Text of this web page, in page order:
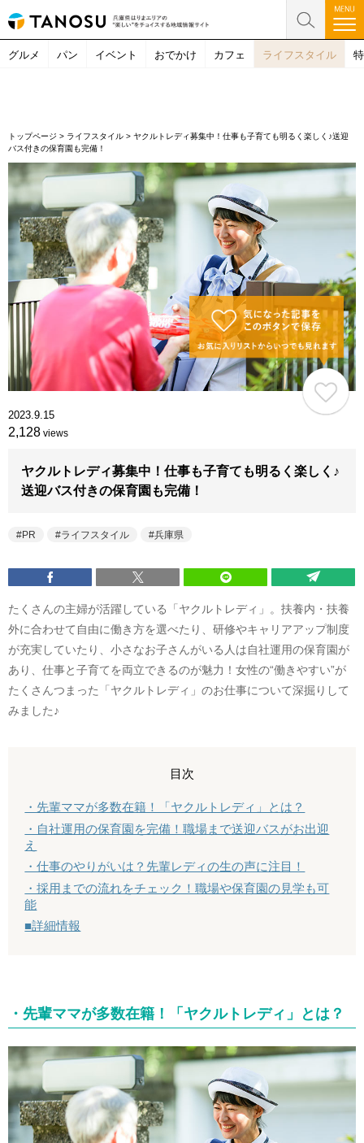
グルメ パン イベント おでかけ カフェ ライフスタイル
トップページ > ライフスタイル >ヤクルトレディ募集中！仕事も子育ても明るく楽しく♪送迎
バス付きの保育園も完備！
2023.9.15
2,128 views
ヤクルトレディ募集中！仕事も子育ても明るく楽しく♪
送迎バス付きの保育園も完備！
PR ライフスタイル 兵庫県
たくさんの主婦が活躍している「ヤクルトレディ」。扶養内・扶養
外に合わせて自由に働き方を選べたり、研修やキャリアアップ制度
が充実していたり、小さなお子さんがいる人は自社運用の保育園が
あり、仕事と子育てを両立できるのが魅力！女性の“働きやすい”が
たくさんつまった「ヤクルトレディ」のお仕事について深掘りして
みました♪
目次
・先輩ママが多数在籍！「ヤクルトレディ」とは？
・自社運用の保育園を完備！職場まで送迎バスがお出迎
え
・仕事のやりがいは？先輩レディの生の声に注目！
・採用までの流れをチェック！職場や保育園の見学も可
能
■詳細情報
・先輩ママが多数在籍！「 ヤクルトレディ」とは？